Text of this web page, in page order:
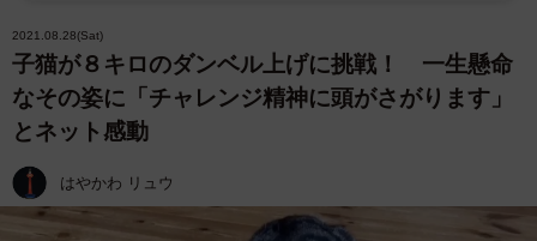
2021.08.28(Sat)
子猫が８キロのダンベル上げに挑戦！ 一生懸命
なその姿に「チャレンジ精神に頭がさがります」
とネット感動
はやかわ リュウ